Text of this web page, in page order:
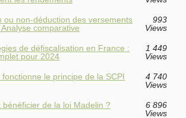
ou non-déduction des versements
comparative
993
Views
de défiscalisation en France :
pour 2024
1 449
Views
le principe de la SCPI
4 740
Views
bénéficier de la loi Madelin ?
6 896
Views